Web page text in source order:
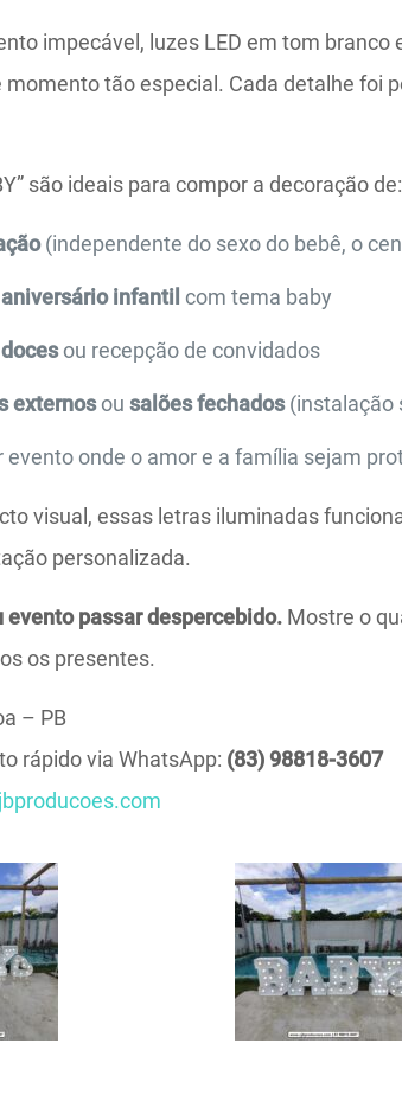
impecável, luzes LED em tom
tão especial. Cada detalhe foi
são ideais para compor a decoração de:
(independente do sexo do bebê, o
infantil com tema baby
ou recepção de convidados
externosousalões fechados(instalação
evento onde o amor e a família sejam
visual, essas letras iluminadas
personalizada.
evento passar despercebido. Mostre o
os presentes.
– PB
rápido via WhatsApp: (83) 98818-3607